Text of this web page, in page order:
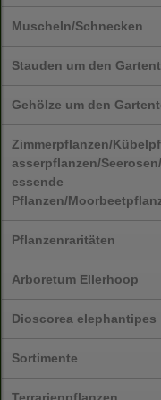
Muscheln/Schnecken
Stauden um den
Gehölze um den
Zimmerpflanzen/
asserpflanzen/
essende
Pflanzen/
Pflanzenraritäten
Arboretum Ellerhoop
Dioscorea elephantipes
Sortimente